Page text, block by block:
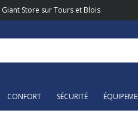
Store sur Tours et Blois
CONFORT SÉCURITÉ